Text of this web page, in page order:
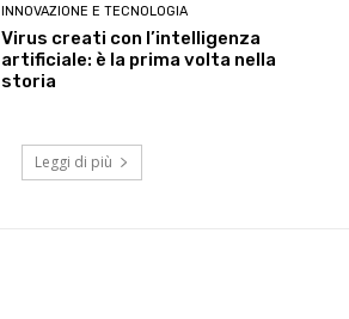
INNOVAZIONE E TECNOLOGIA
Virus creati con l’intelligenza
artificiale: è la prima volta nella
storia
Leggi di più